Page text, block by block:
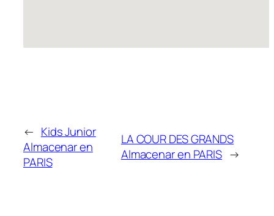
← Kids Junior
Almacenar en
PARIS
LA COUR DES GRANDS
Almacenar en PARIS →